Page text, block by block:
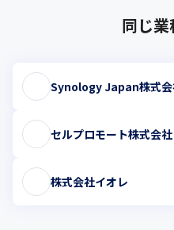
同じ
Synology Japan株式
セルプロモート株式会社
株式会社イオレ